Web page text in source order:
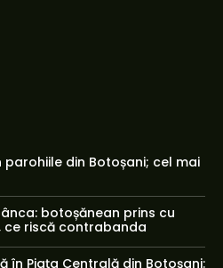
din Botoșani; cel mai
botoșănean prins cu
ce riscă contrabanda
în Piața Centrală din Botoșani: